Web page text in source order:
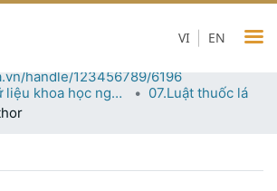
EN
VI
Cơ sở dữ liệu khoa học ngành thuốc lá
07.Luật thuốc lá
lá
collection
handle/123456789/6196